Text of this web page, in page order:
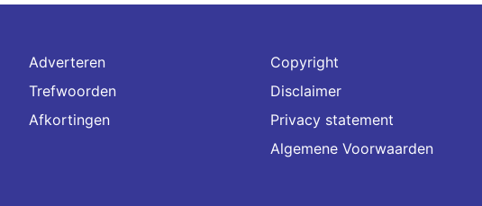
Adverteren
Trefwoorden
Afkortingen
Copyright
Disclaimer
Privacy statement
Algemene Voorwaarden